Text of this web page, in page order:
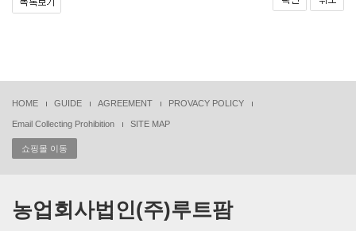
HOME GUIDE AGREEMENT PROVACY POLICY
Email Collecting Prohibition SITE MAP
쇼핑몰 이동
농업회사법인(주)루트팜